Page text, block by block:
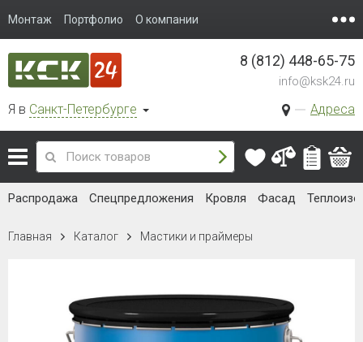
Монтаж Портфолио О компании
Я в Санкт-Петербурге Адреса
8 (812) 448-65-75
info@ksk24.ru
Распродажа Спецпредложения Кровля Фасад
Главная Каталог Мастики и праймеры